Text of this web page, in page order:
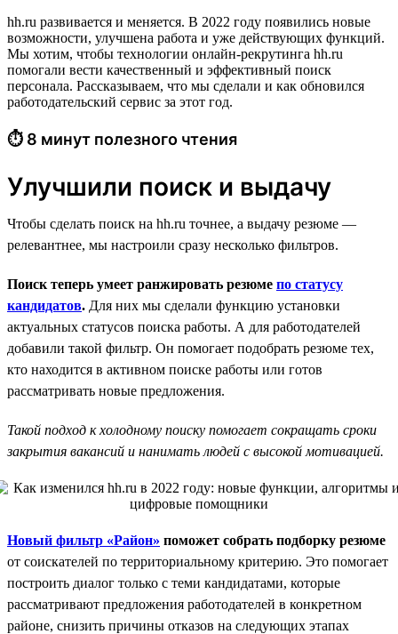
hh.ru развивается и меняется. В 2022 году появились новые
возможности, улучшена работа и уже действующих функций.
Мы хотим, чтобы технологии онлайн-рекрутинга hh.ru
помогали вести качественный и эффективный поиск
персонала. Рассказываем, что мы сделали и как обновился
работодательский сервис за этот год.
⏱ 8 минут полезного чтения
Улучшили поиск и выдачу
Чтобы сделать поиск на hh.ru точнее, а выдачу резюме —
релевантнее, мы настроили сразу несколько фильтров.
Поиск теперь умеет ранжировать резюме по статусу
кандидатов. Для них мы сделали функцию установки
актуальных статусов поиска работы. А для работодателей
добавили такой фильтр. Он помогает подобрать резюме тех,
кто находится в активном поиске работы или готов
рассматривать новые предложения.
Такой подход к холодному поиску помогает сокращать сроки
закрытия вакансий и нанимать людей с высокой мотивацией.
Новый фильтр «Район» поможет собрать подборку резюме
от соискателей по территориальному критерию. Это помогает
построить диалог только с теми кандидатами, которые
рассматривают предложения работодателей в конкретном
районе, снизить причины отказов на следующих этапах